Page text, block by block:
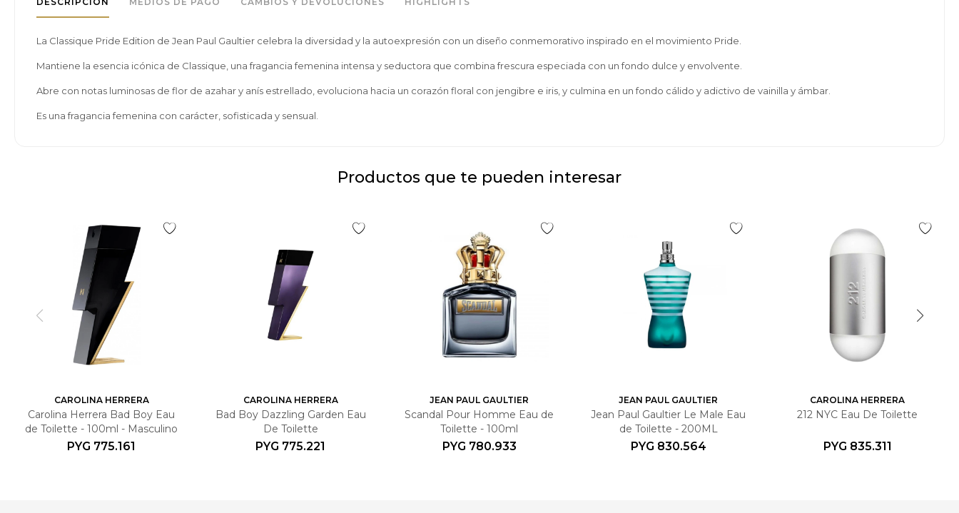
La Classique Pride Edition de Jean Paul Gaultier celebra la diversidad y la autoexpresión con un diseño conmemorativo inspirado en el movimiento Pride.
Mantiene la esencia icónica de Classique, una fragancia femenina intensa y seductora que combina frescura especiada con un fondo dulce y envolvente.
Abre con notas luminosas de flor de azahar y anís estrellado, evoluciona hacia un corazón floral con jengibre e iris, y culmina en un fondo cálido y adictivo de vainilla y ámbar.
Es una fragancia femenina con carácter, sofisticada y sensual.
Productos que te pueden interesar
CAROLINA HERRERA
Carolina Herrera Bad Boy Eau
de Toilette - 100ml - Masculino
PYG 775.161
CAROLINA HERRERA
Bad Boy Dazzling Garden Eau
De Toilette
PYG 775.221
JEAN PAUL GAULTIER
Scandal Pour Homme Eau de
Toilette - 100ml
PYG 780.933
JEAN PAUL GAULTIER
Jean Paul Gaultier Le Male Eau
de Toilette - 200ML
PYG 830.564
CAROLINA HERRERA
212 NYC Eau De Toilette
PYG 835.311